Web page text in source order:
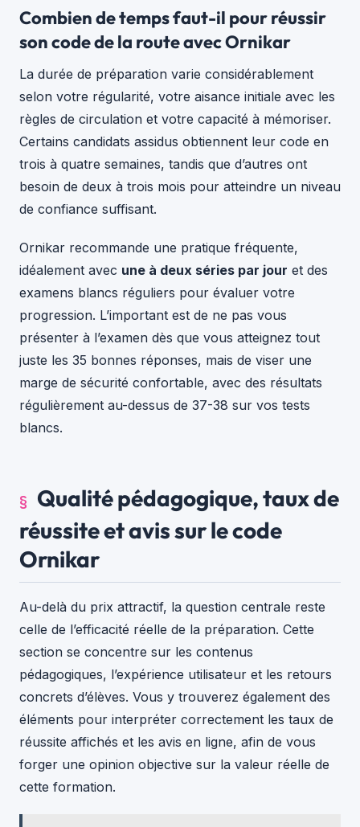
Combien de temps faut-il pour réussir
son code de la route avec Ornikar
La durée de préparation varie considérablement
selon votre régularité, votre aisance initiale avec les
règles de circulation et votre capacité à mémoriser.
Certains candidats assidus obtiennent leur code en
trois à quatre semaines, tandis que d’autres ont
besoin de deux à trois mois pour atteindre un niveau
de confiance suffisant.
Ornikar recommande une pratique fréquente,
idéalement avec une à deux séries par jour et des
examens blancs réguliers pour évaluer votre
progression. L’important est de ne pas vous
présenter à l’examen dès que vous atteignez tout
juste les 35 bonnes réponses, mais de viser une
marge de sécurité confortable, avec des résultats
régulièrement au-dessus de 37-38 sur vos tests
blancs.
Qualité pédagogique, taux de
réussite et avis sur le code
Ornikar
Au-delà du prix attractif, la question centrale reste
celle de l’efficacité réelle de la préparation. Cette
section se concentre sur les contenus
pédagogiques, l’expérience utilisateur et les retours
concrets d’élèves. Vous y trouverez également des
éléments pour interpréter correctement les taux de
réussite affichés et les avis en ligne, afin de vous
forger une opinion objective sur la valeur réelle de
cette formation.